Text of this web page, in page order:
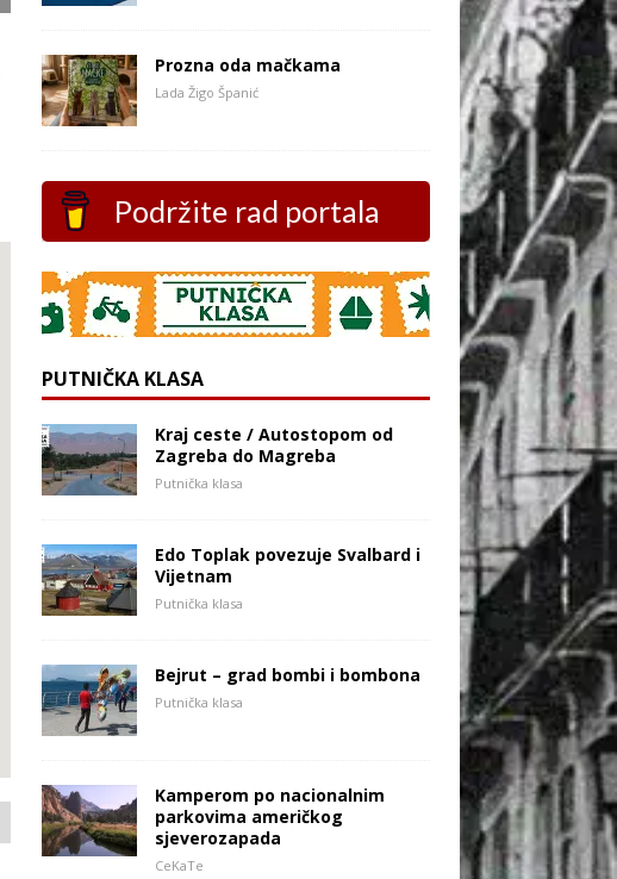
Prozna oda mačkama
Lada Žigo Španić
Podržite rad portala
PUTNIČKA KLASA
Kraj ceste / Autostopom od
Zagreba do Magreba
Putnička klasa
Edo Toplak povezuje Svalbard i
Vijetnam
Putnička klasa
Bejrut – grad bombi i bombona
Putnička klasa
Kamperom po nacionalnim
parkovima američkog
sjeverozapada
CeKaTe